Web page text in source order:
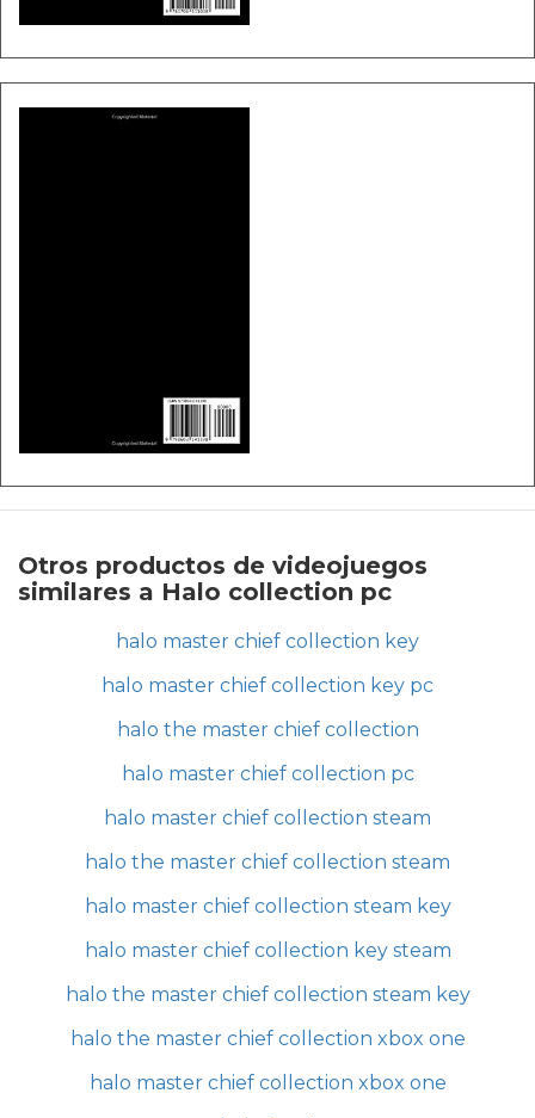
Otros productos de videojuegos
similares a Halo collection pc
halo master chief collection key
halo master chief collection key pc
halo the master chief collection
halo master chief collection pc
halo master chief collection steam
halo the master chief collection steam
halo master chief collection steam key
halo master chief collection key steam
halo the master chief collection steam key
halo the master chief collection xbox one
halo master chief collection xbox one